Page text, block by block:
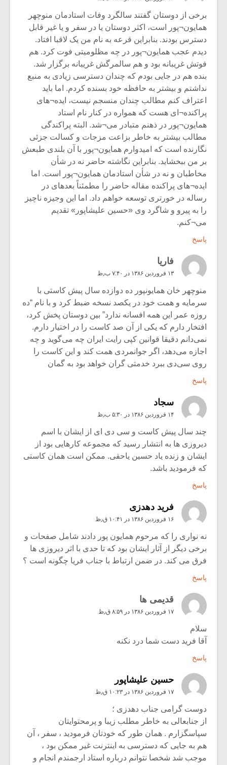
برخی از دوستان گفتند سالگرد وفات استادمان منوچهر
همایون¬پور است، اکثر دوستان یا در سفر و یا غیر قابل
دسترس بودند. بنابراین قرعه به نام من یک لاقبا افتاد.
دیدم عجب همایون¬پور در چه مظلومیتی فوت کرد. هم
فوتش غریبانه بود و هم سالمرگش غریبانه برگزار شد.
بنده هم در جایی بودم که چندان دسترسی زیادی به منبع
نداشتم و بیشتر به حافظه خود بسنده کردم. اما باید
اعتراف کنم مطالب چندان منسجم نیست، ایده¬های
پراکنده¬ای هست که همواره در کنار نام استاد
همایون¬پور در ذهنم متبادر می¬شد. البته پراکندگی
مطالب بیشتر به خاطر بزاعت مزجات و کسالت جزئی
نگارنده است که امیدوارم همایون¬پور با آن بلندی طبعش
بر من ببخشاید. بنابراین نگاشته حاضر نه در شأن
مخاطبان و نه در شأن استادمان همایون¬پور است. اما
ایده¬های پراکنده مقاله حاضر را مطمئناً بعدهای در
رساله در خورتری توسعه خواهم داد. اما این وجیزه ناچیز
را به پیرو و شاگرد وی «حسین علیشاپور» تقدیم
می¬کنم.
پاسخ
فاریا
۱۳ فروردین ۱۳۸۶ در ۷:۴۰ ب٫ظ
منوچهر خان همایونپور ده دوازده سال پیش کاستی با
سرمایه و همت خود در یکصد نسخه ضبط کرد و با نام “ده
روزه عمر این همه افسانه ندارد” بین دوستان پخش کرد،
افتخار دارم که یکی از آن صد کاست را در اختیار دارم.
نمی‌دانم دقیقا قوانین کپی رایت ایران چه می‌گوید و چه
اجازه می‌دهد، اگر جوانمردی همت کند و این کاست را
روی سی‌دی ببرد خدمتی گران خواهد بود به گمان
پاسخ
سجاد
۱۴ فروردین ۱۳۸۶ در ۵:۳۰ ب٫ظ
چند سال پیش کاست و سی دی ای از ایشان با اسم
دیروزی ها به انتشار رسید که مجموعه کارهایی بود از
ایشان و زنده یاد حسین یاحقی. ممکن است همان کاستی
که فرمودید باشد.
پاسخ
فرید دهدزی
۱۶ فروردین ۱۳۸۶ در ۱۰:۴۱ ق٫ظ
نه نواری را که مرحوم همایون پور دادند شامل صفحات و
برخی دیگر از آثار ایشان بود که تا حدی با اثر دیروزی ها
فرق می کند. در ضمن ارتباط با جناب فریا چگونه است ؟
پاسخ
قدیمی ها
۱۷ فروردین ۱۳۸۶ در ۸:۵۹ ق٫ظ
سلام
آقا فرید دست شما درد نکنه
پاسخ
حسین علیشاپور
۱۷ فروردین ۱۳۸۶ در ۱۰:۲۳ ق٫ظ
دوست گرامی جناب دهدزی ؛
از جنابعالی به خاطر مطلب زیبا و پرمحتوایتان
سپاسگزارم . همان طور که خودتان فرمودید ، سفر ، آن
هم به جایی که دسترسی به اینترنت غیر ممکن بود ،
موجب شد شخصا نتوانم درباره استاد ارجمندم انجام و